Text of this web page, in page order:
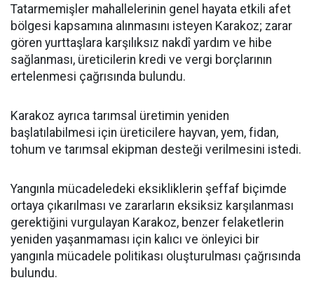
Tatarmemişler mahallelerinin genel hayata etkili afet
bölgesi kapsamına alınmasını isteyen Karakoz; zarar
gören yurttaşlara karşılıksız nakdî yardım ve hibe
sağlanması, üreticilerin kredi ve vergi borçlarının
ertelenmesi çağrısında bulundu.
Karakoz ayrıca tarımsal üretimin yeniden
başlatılabilmesi için üreticilere hayvan, yem, fidan,
tohum ve tarımsal ekipman desteği verilmesini istedi.
Yangınla mücadeledeki eksikliklerin şeffaf biçimde
ortaya çıkarılması ve zararların eksiksiz karşılanması
gerektiğini vurgulayan Karakoz, benzer felaketlerin
yeniden yaşanmaması için kalıcı ve önleyici bir
yangınla mücadele politikası oluşturulması çağrısında
bulundu.